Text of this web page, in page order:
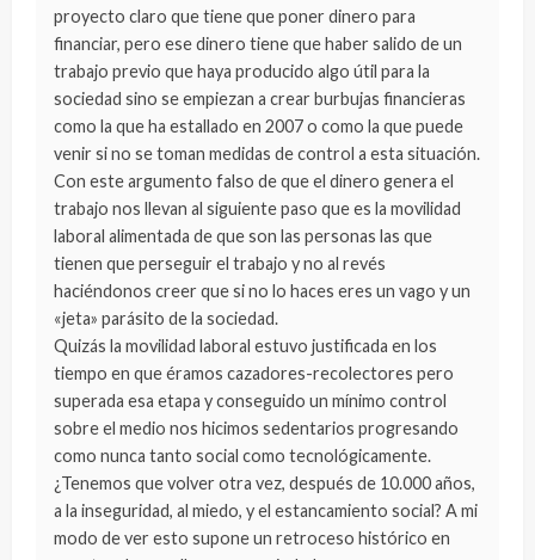
proyecto claro que tiene que poner dinero para
financiar, pero ese dinero tiene que haber salido de un
trabajo previo que haya producido algo útil para la
sociedad sino se empiezan a crear burbujas financieras
como la que ha estallado en 2007 o como la que puede
venir si no se toman medidas de control a esta situación.
Con este argumento falso de que el dinero genera el
trabajo nos llevan al siguiente paso que es la movilidad
laboral alimentada de que son las personas las que
tienen que perseguir el trabajo y no al revés
haciéndonos creer que si no lo haces eres un vago y un
«jeta» parásito de la sociedad.
Quizás la movilidad laboral estuvo justificada en los
tiempo en que éramos cazadores-recolectores pero
superada esa etapa y conseguido un mínimo control
sobre el medio nos hicimos sedentarios progresando
como nunca tanto social como tecnológicamente.
¿Tenemos que volver otra vez, después de 10.000 años,
a la inseguridad, al miedo, y el estancamiento social? A mi
modo de ver esto supone un retroceso histórico en